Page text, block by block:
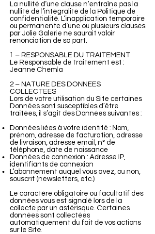
La nullité d’une clause n’entraîne pas la
nullité de l’intégralité de la Politique de
confidentialité. L’inapplication temporaire
ou permanente d’une ou plusieurs clauses
par Jolie Galerie ne saurait valoir
renonciation de sa part.
1 – RESPONSABLE DU TRAITEMENT
Le Responsable de traitement est :
Jeanne Chemla
2 – NATURE DES DONNEES
COLLECTEES
Lors de votre utilisation du Site certaines
Données sont susceptibles d’être
traitées, il s’agit des Données suivantes :
Données liées à votre identité : Nom,
prénom, adresse de facturation, adresse
de livraison, adresse email, n° de
téléphone, date de naissance
Données de connexion : Adresse IP,
identifiants de connexion
L’abonnement auquel vous avez, ou non,
souscrit (newsletters, etc.)
Le caractère obligatoire ou facultatif des
données vous est signalé lors de la
collecte par un astérisque. Certaines
données sont collectées
automatiquement du fait de vos actions
sur le Site.